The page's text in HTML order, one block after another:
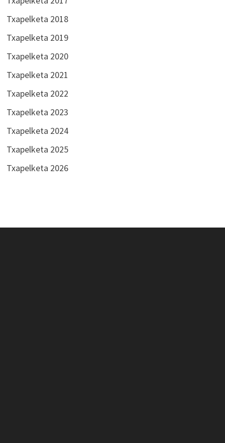
Txapelketa 2018
Txapelketa 2019
Txapelketa 2020
Txapelketa 2021
Txapelketa 2022
Txapelketa 2023
Txapelketa 2024
Txapelketa 2025
Txapelketa 2026